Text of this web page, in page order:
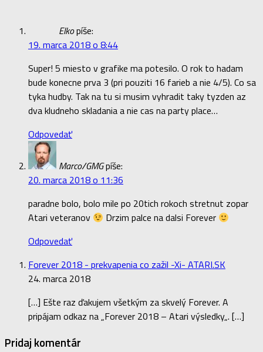
Elkopíše:
19. marca 2018 o 8:44
Super! 5 miesto v grafike ma potesilo. O rok to hadam
bude konecne prva 3 (pri pouziti 16 farieb a nie 4/5). Co sa
tyka hudby. Tak na tu si musim vyhradit taky tyzden az
dva kludneho skladania a nie cas na party place…
Odpovedať
Marco/GMGpíše:
20. marca 2018 o 11:36
paradne bolo, bolo mile po 20tich rokoch stretnut zopar
Atari veteranov
Drzim palce na dalsi Forever
Odpovedať
Forever 2018 - prekvapenia co zažil -Xi- ATARI.SK
24. marca 2018
[…] Ešte raz ďakujem všetkým za skvelý Forever. A
pripájam odkaz na „Forever 2018 – Atari výsledky„. […]
Pridaj komentár